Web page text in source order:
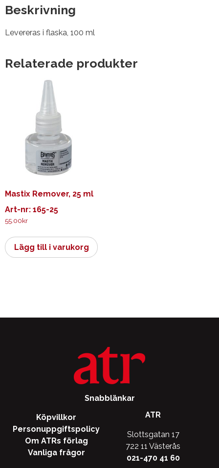
Beskrivning
Levereras i flaska, 100 ml
Relaterade produkter
Mastix Remover, 25 ml
Art-nr: 165-25
55.00kr
Lägg till i varukorg
Snabblänkar
Köpvillkor
Personuppgiftspolicy
Om ATRs förlag
Vanliga frågor
ATR
Slottsgatan 17
722 11 Västerås
021-470 41 60